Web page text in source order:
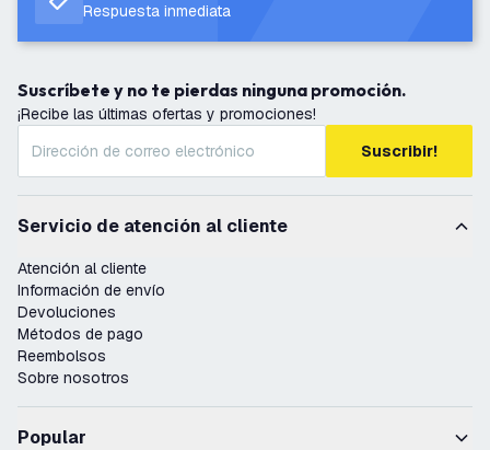
Respuesta inmediata
Suscríbete y no te pierdas ninguna promoción.
¡Recibe las últimas ofertas y promociones!
Suscribir!
Servicio de atención al cliente
Atención al cliente
Información de envío
Devoluciones
Métodos de pago
Reembolsos
Sobre nosotros
Popular